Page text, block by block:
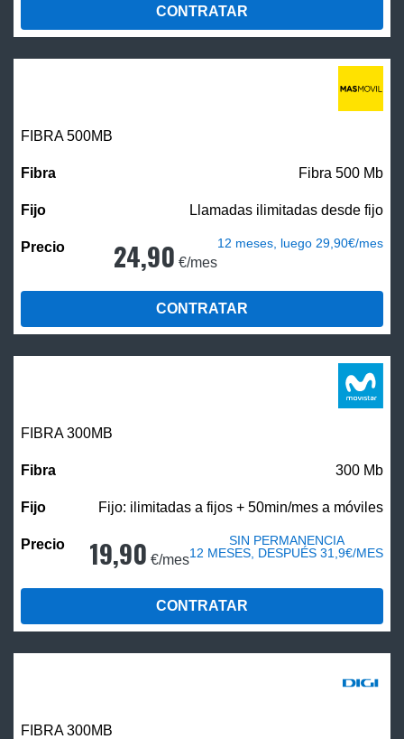
CONTRATAR
FIBRA500MB
Fibra 500 Mb
Llamadas ilimitadas desde fijo
24,90 €/mes
12 meses, luego 29,90€/mes
CONTRATAR
FIBRA 300MB
300 Mb
Fijo: ilimitadas a fijos + 50min/mes a móviles
19,90 €/mes
SIN PERMANENCIA
12 MESES, DESPUÉS 31,9€/MES
CONTRATAR
FIBRA 300MB